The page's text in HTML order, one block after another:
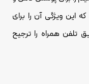
این ویژگی آن را برای
تلفن همراه را ترجیح